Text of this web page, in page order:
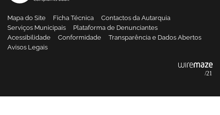
Mapa do Site Ficha Técnica
Contactos da Autarquia
Serviços Municipais
Plataforma de Denunciantes
Acessibilidade
Conformidade
Transparência e Dados Abertos
Avisos Legais